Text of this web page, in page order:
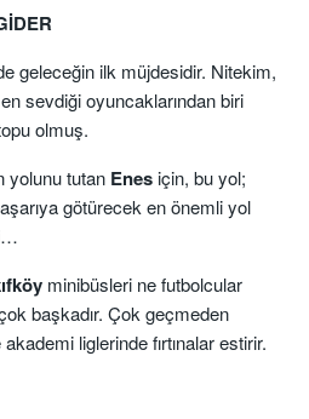
geleceğin ilk müjdesidir. Nitekim,
en sevdiği oyuncaklarından biri
olmuş.
yolunu tutan Enesiçin, bu yol;
götürecek en önemli yol
minibüsleri ne futbolcular
başkadır. Çok geçmeden
liglerinde fırtınalar estirir.